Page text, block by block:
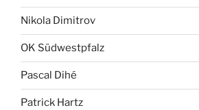
Nikola Dimitrov
OK Südwestpfalz
Pascal Dihé
Patrick Hartz